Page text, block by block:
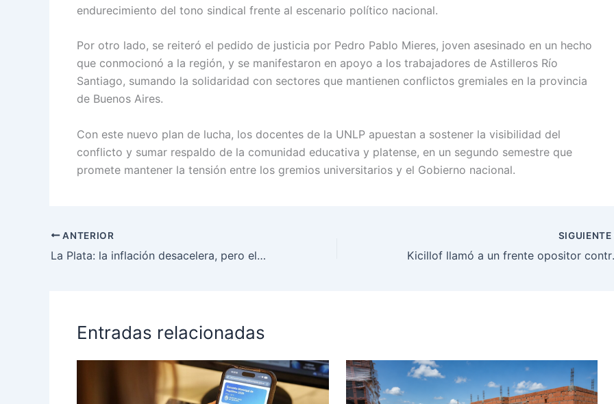
endurecimiento del tono sindical frente al escenario político nacional.
Por otro lado, se reiteró el pedido de justicia por Pedro Pablo Mieres, joven asesinado en un hecho
que conmocionó a la región, y se manifestaron en apoyo a los trabajadores de Astilleros Río
Santiago, sumando la solidaridad con sectores que mantienen conflictos gremiales en la provincia
de Buenos Aires.
Con este nuevo plan de lucha, los docentes de la UNLP apuestan a sostener la visibilidad del
conflicto y sumar respaldo de la comunidad educativa y platense, en un segundo semestre que
promete mantener la tensión entre los gremios universitarios y el Gobierno nacional.
ANTERIOR
La Plata: la inflación desacelera, pero el consumo sigue resentido y el turismo no logra despegar del todo
SIGUIENTE
Kicillof llamó a
Entradas relacionadas